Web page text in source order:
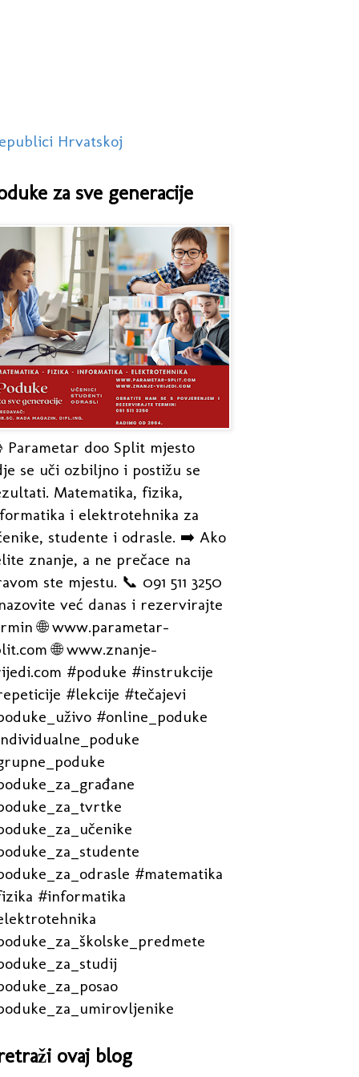
Hrvatskoj
za sve generacije
Parametar doo Split mjesto
se uči ozbiljno i postižu se
Matematika, fizika,
i elektrotehnika za
studente i odrasle. ➡️ Ako
znanje, a ne prečace na
ste mjestu. 📞 091 511 3250
već danas i rezervirajte
🌐 www.parametar-
🌐 www.znanje-
#poduke #instrukcije
#lekcije #tečajevi
#online_poduke
#matematika
#informatika
ovaj blog